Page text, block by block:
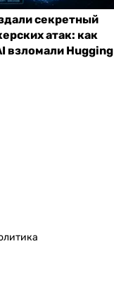
секретный
атак: как
взломали Hugging